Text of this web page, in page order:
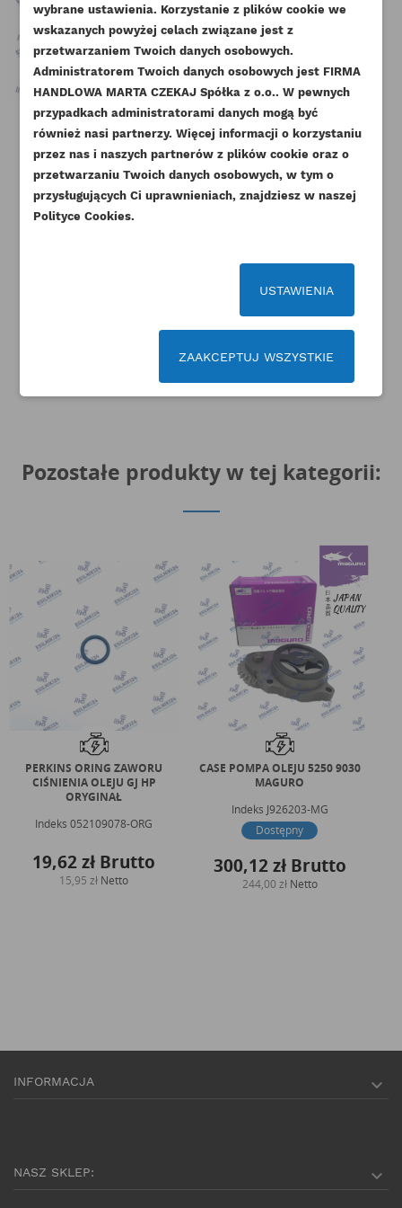
DODAJ DO LISTY ŻYCZEŃ
add_circle_outline Stwórz nową listę życzeń
NAZWA LISTY ŻYCZEŃ
Anuluj Utwórz listę życzeń
Musisz być zalogowany by zapisać produkty na
swojej liście życzeń.
Anuluj Zaloguj się
PERKINS SZKLANKA
POPYCHACZA ORYGINAŁ
Indeks3142U031-ORG
Dostępny
PERKINS ŁĄCZNIK CHŁODNICY
OLEJU AB AK AM ESTABO
Indeks3383H002AM
Dostępny
Pozostałe produkty w tej kategorii:
PERKINS ORING ZAWORU
CIŚNIENIA OLEJU GJ HP
ORYGINAŁ
Indeks 052109078-ORG
19,62 zł Brutto
15,95 zł Netto
CASE POMPA OLEJU 5250 9030
MAGURO
Indeks J926203-MG
Dostępny
300,12 złBrutto
244,00 zł Netto
INFORMACJA 
NASZ SKLEP: 
wybrane ustawienia. Korzystanie z plików cookie we
wskazanych powyżej celach związane jest z
przetwarzaniem Twoich danych osobowych.
Administratorem Twoich danych osobowych jest FIRMA
HANDLOWA MARTA CZEKAJ Spółka z o.o.. W pewnych
przypadkach administratorami danych mogą być
również nasi partnerzy. Więcej informacji o korzystaniu
przez nas i naszych partnerów z plików cookie oraz o
przetwarzaniu Twoich danych osobowych, w tym o
przysługujących Ci uprawnieniach, znajdziesz w naszej
Polityce Cookies.
USTAWIENIA
ZAAKCEPTUJ WSZYSTKIE